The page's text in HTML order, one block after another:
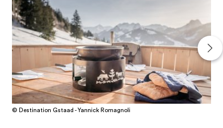
© Destination Gstaad - Yannick Romagnoli